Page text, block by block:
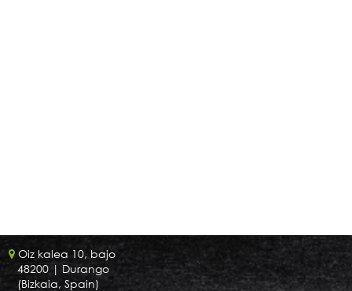
Oiz kalea 10, bajo
48200 | Durango
(Bizkaia, Spain)